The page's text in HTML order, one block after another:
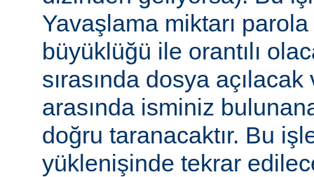
Yavaşlama miktarı parola
büyüklüğü ile orantılı
sırasında dosya açılacak
arasında isminiz
doğru taranacaktır. Bu
yüklenişinde tekrar